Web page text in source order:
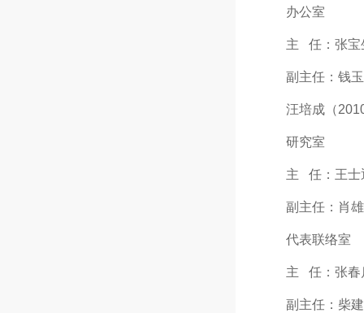
办公室
主 任：张宝
副主任：钱玉
汪培成（
研究室
主 任：王士
副主任：肖雄
代表联络室
主 任：张春
副主任：柴建